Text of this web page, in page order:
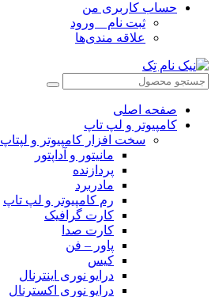
حساب کاربری من
ثبت نام _ ورود
علاقه مندی‌ها
صفحه اصلی
کامپیوتر و‌‌‌‌‌ لپ تاپ
سخت افزار کامپیوتر و لپتاپ
مانیتور و آداپتور
پردازنده
مادربرد
رم کامپیوتر و لپ تاپ
کارت گرافیک
کارت صدا
پاور – فن
کیس
درایو نوری اینترنال
درایو نوری اکسترنال